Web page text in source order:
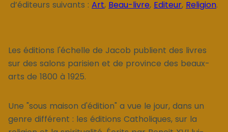
d’éditeurs suivants : Art, Beau-livre, Editeur, Religion.
Les éditions l'échelle de Jacob publient des livres
sur des salons parisien et de province des beaux-
arts de 1800 à 1925.
Une "sous maison d'édition" a vue le jour, dans un
genre différent : les éditions Catholiques, sur la